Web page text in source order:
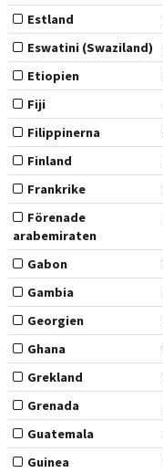
Estland
Eswatini (Swaziland)
Etiopien
Fiji
Filippinerna
Finland
Frankrike
Förenade
arabemiraten
Gabon
Gambia
Georgien
Ghana
Grekland
Grenada
Guatemala
Guinea